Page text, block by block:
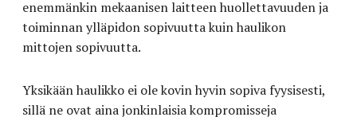
enemmänkin mekaanisen laitteen huollettavuuden ja
toiminnan ylläpidon sopivuutta kuin haulikon
mittojen sopivuutta.
Yksikään haulikko ei ole kovin hyvin sopiva fyysisesti,
sillä ne ovat aina jonkinlaisia kompromisseja